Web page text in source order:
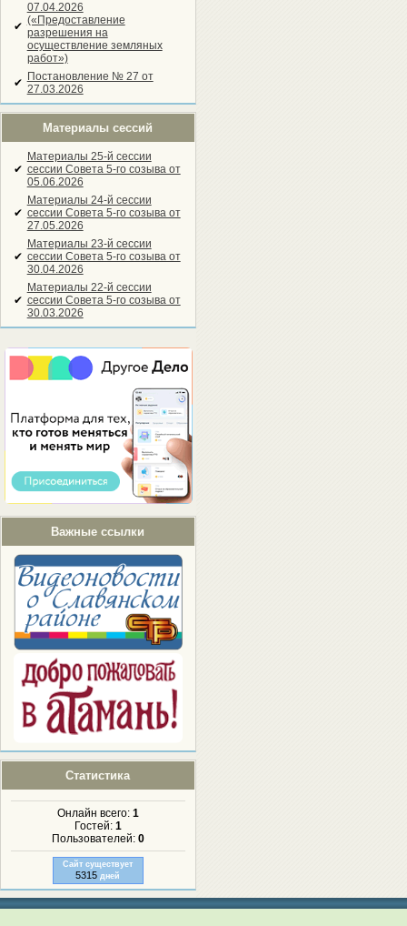
✔
07.04.2026
(«Предоставление
разрешения на
осуществление земляных
работ»)
✔ Постановление № 27 от
27.03.2026
Материалы сессий
✔
Материалы 25-й сессии
сессии Совета 5-го созыва от
05.06.2026
✔
Материалы 24-й сессии
сессии Совета 5-го созыва от
27.05.2026
✔
Материалы 23-й сессии
сессии Совета 5-го созыва от
30.04.2026
✔
Материалы 22-й сессии
сессии Совета 5-го созыва от
30.03.2026
Важные ссылки
Статистика
Онлайн всего: 1
Гостей: 1
Пользователей: 0
Сайт существует
5315 дней